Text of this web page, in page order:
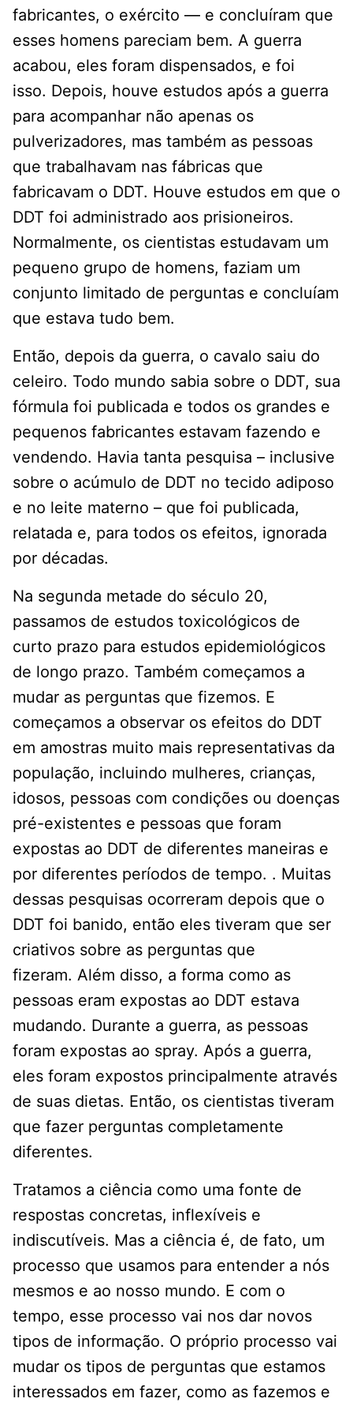
fabricantes, o exército — e concluíram que
esses homens pareciam bem. A guerra
acabou, eles foram dispensados, e foi
isso. Depois, houve estudos após a guerra
para acompanhar não apenas os
pulverizadores, mas também as pessoas
que trabalhavam nas fábricas que
fabricavam o DDT. Houve estudos em que o
DDT foi administrado aos prisioneiros.
Normalmente, os cientistas estudavam um
pequeno grupo de homens, faziam um
conjunto limitado de perguntas e concluíam
que estava tudo bem.
Então, depois da guerra, o cavalo saiu do
celeiro. Todo mundo sabia sobre o DDT, sua
fórmula foi publicada e todos os grandes e
pequenos fabricantes estavam fazendo e
vendendo. Havia tanta pesquisa – inclusive
sobre o acúmulo de DDT no tecido adiposo
e no leite materno – que foi publicada,
relatada e, para todos os efeitos, ignorada
por décadas.
Na segunda metade do século 20,
passamos de estudos toxicológicos de
curto prazo para estudos epidemiológicos
de longo prazo. Também começamos a
mudar as perguntas que fizemos. E
começamos a observar os efeitos do DDT
em amostras muito mais representativas da
população, incluindo mulheres, crianças,
idosos, pessoas com condições ou doenças
pré-existentes e pessoas que foram
expostas ao DDT de diferentes maneiras e
por diferentes períodos de tempo. . Muitas
dessas pesquisas ocorreram depois que o
DDT foi banido, então eles tiveram que ser
criativos sobre as perguntas que
fizeram. Além disso, a forma como as
pessoas eram expostas ao DDT estava
mudando. Durante a guerra, as pessoas
foram expostas ao spray. Após a guerra,
eles foram expostos principalmente através
de suas dietas. Então, os cientistas tiveram
que fazer perguntas completamente
diferentes.
Tratamos a ciência como uma fonte de
respostas concretas, inflexíveis e
indiscutíveis. Mas a ciência é, de fato, um
processo que usamos para entender a nós
mesmos e ao nosso mundo. E com o
tempo, esse processo vai nos dar novos
tipos de informação. O próprio processo vai
mudar os tipos de perguntas que estamos
interessados ​​em fazer, como as fazemos e